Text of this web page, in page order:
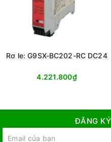
Rơ le: G9SX-BC202-RC DC24
4.221.800₫
ĐĂNG